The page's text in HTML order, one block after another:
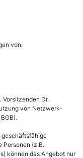
von:
Dr.
von Netzwerk-
geschäftsfähige
Personen (z.B.
können das Angebot nur